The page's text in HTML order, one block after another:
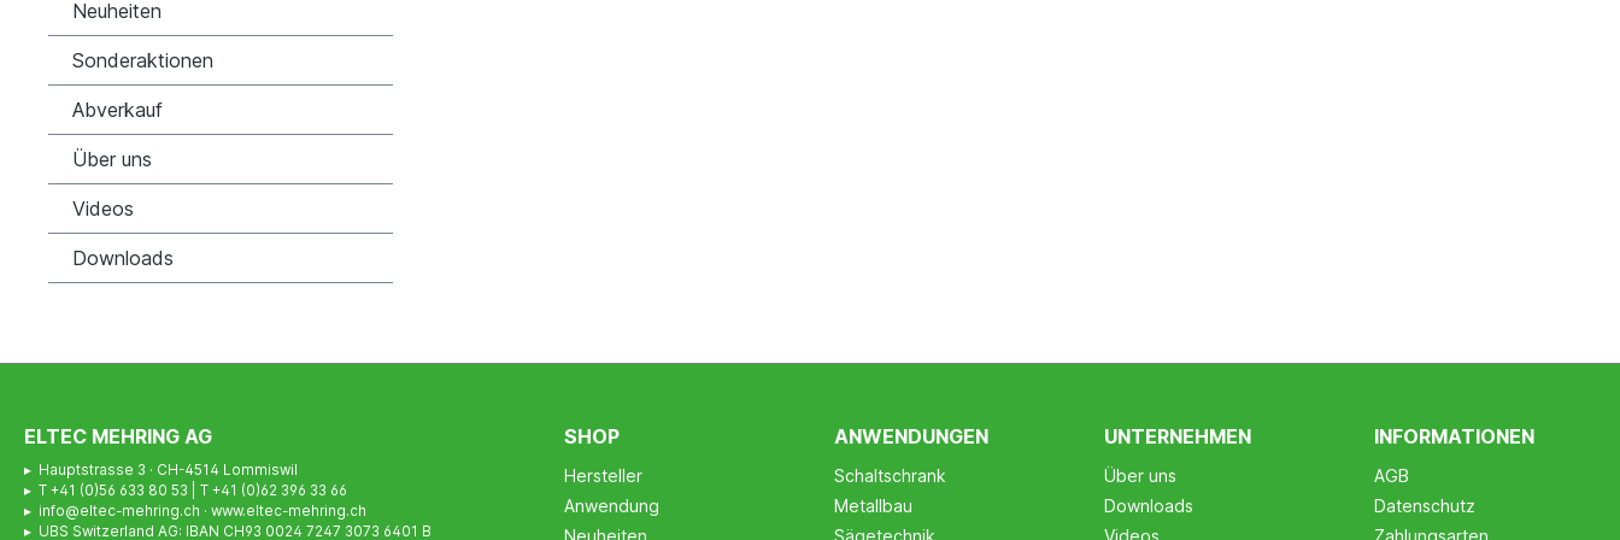
Neuheiten
Sonderaktionen
Abverkauf
Über uns
Videos
Downloads
ELTEC MEHRING AG
▸ Hauptstrasse 3 · CH-4514 Lommiswil
▸ T +41 (0)56 633 80 53 | T +41 (0)62 396 33 66
▸ info@eltec-mehring.ch · www.eltec-mehring.ch
▸ UBS Switzerland AG: IBAN CH93 0024 7247 3073 6401 B
SHOP
Hersteller
Anwendung
Neuheiten
ANWENDUNGEN
Schaltschrank
Metallbau
Sägetechnik
UNTERNEHMEN
Über uns
Downloads
Videos
INFORMATIONEN
AGB
Datenschutz
Zahlungsarten